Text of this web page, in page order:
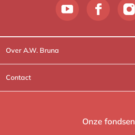
Over A.W. Bruna
Wat wij doen
Wie is Wie?
Contact
Contactinformatie
Onze fondsen